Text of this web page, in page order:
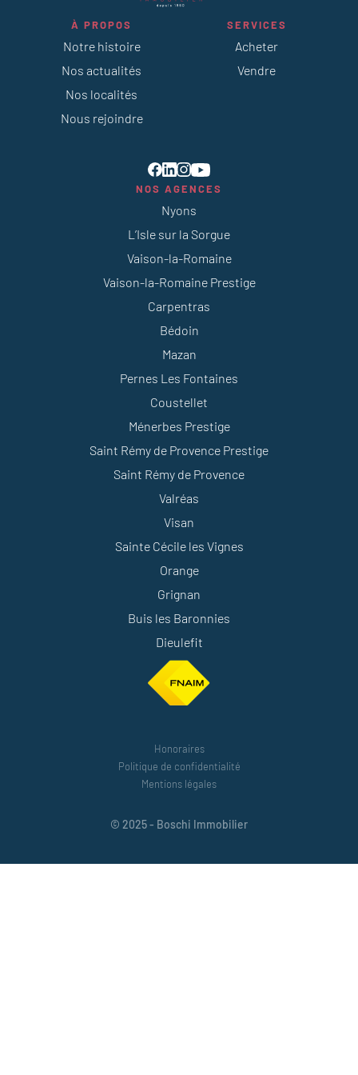
À PROPOS
Notre histoire
Nos actualités
Nos localités
Nous rejoindre
SERVICES
Acheter
Vendre
NOS AGENCES
Nyons
L’Isle sur la Sorgue
Vaison-la-Romaine
Vaison-la-Romaine Prestige
Carpentras
Bédoin
Mazan
Pernes Les Fontaines
Coustellet
Ménerbes Prestige
Saint Rémy de Provence Prestige
Saint Rémy de Provence
Valréas
Visan
Sainte Cécile les Vignes
Orange
Grignan
Buis les Baronnies
Dieulefit
Honoraires
Politique de confidentialité
Mentions légales
© 2025 - Boschi Immobilier